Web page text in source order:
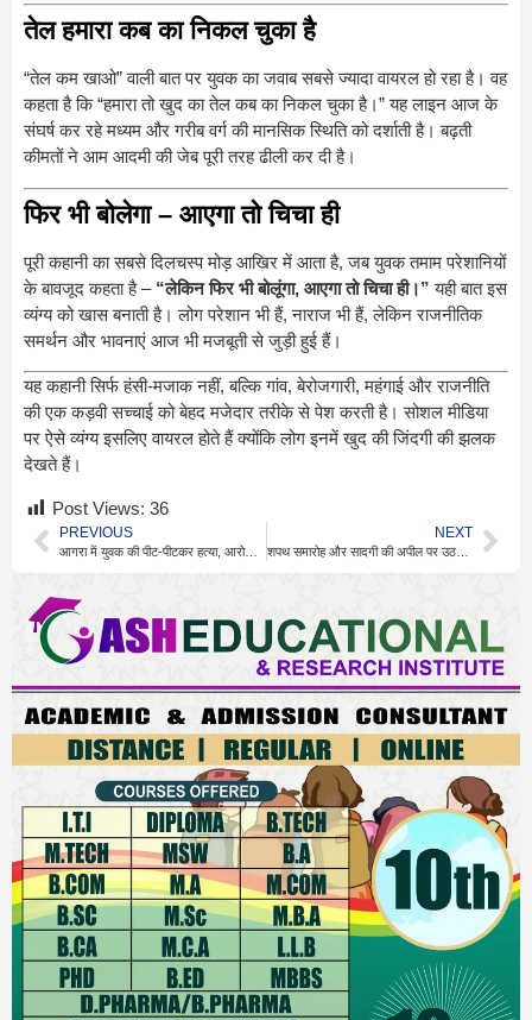
तेल हमारा कब का निकल चुका है
“तेल कम खाओ” वाली बात पर युवक का जवाब सबसे ज्यादा वायरल हो रहा है। वह
कहता है कि “हमारा तो खुद का तेल कब का निकल चुका है।” यह लाइन आज के
संघर्ष कर रहे मध्यम और गरीब वर्ग की मानसिक स्थिति को दर्शाती है। बढ़ती
कीमतों ने आम आदमी की जेब पूरी तरह ढीली कर दी है।
फिर भी बोलेगा – आएगा तो चिचा ही
पूरी कहानी का सबसे दिलचस्प मोड़ आखिर में आता है, जब युवक तमाम परेशानियों
के बावजूद कहता है – “लेकिन फिर भी बोलूंगा, आएगा तो चिचा ही।” यही बात इस
व्यंग्य को खास बनाती है। लोग परेशान भी हैं, नाराज भी हैं, लेकिन राजनीतिक
समर्थन और भावनाएं आज भी मजबूती से जुड़ी हुई हैं।
यह कहानी सिर्फ हंसी-मजाक नहीं, बल्कि गांव, बेरोजगारी, महंगाई और राजनीति
की एक कड़वी सच्चाई को बेहद मजेदार तरीके से पेश करती है। सोशल मीडिया
पर ऐसे व्यंग्य इसलिए वायरल होते हैं क्योंकि लोग इनमें खुद की जिंदगी की झलक
देखते हैं।
Post Views: 36
PREVIOUS
आगरा में युवक की पीट-पीटकर हत्या, आरोपी 6 घंटे में अरेस्ट
NEXT
शपथ समारोह और सादगी की अपील पर उठते बड़े सवाल